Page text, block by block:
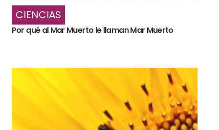
CIENCIAS
Por qué al Mar Muerto le llaman Mar Muerto